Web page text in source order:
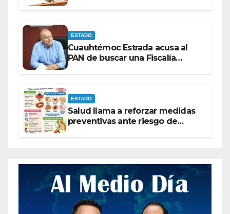
ESTADO
Cuauhtémoc Estrada acusa al
PAN de buscar una Fiscalía
ESTADO
Salud llama a reforzar medidas
preventivas ante riesgo de